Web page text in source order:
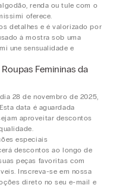
renda ou tule com o
oferece.
detalhes e é valorizado por
à mostra sob uma
une sensualidade e
Femininas da
28 de novembro de 2025,
data é aguardada
aproveitar descontos
especiais
descontos ao longo de
peças favoritas com
Inscreva-se em nossa
direto no seu e-mail e